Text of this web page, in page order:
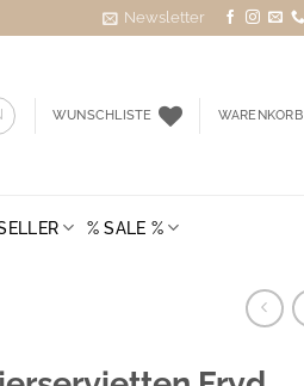
Newsletter
WUNSCHLISTE WARENKORB
% SALE %